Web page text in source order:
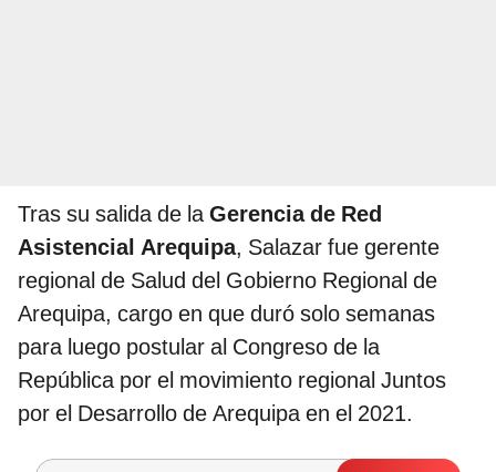
Tras su salida de laGerencia de Red
Asistencial Arequipa, Salazar fue gerente
regional de Salud del Gobierno Regional de
Arequipa, cargo en que duró solo semanas
para luego postular al Congreso de la
República por el movimiento regional Juntos
por el Desarrollo de Arequipa en el 2021.